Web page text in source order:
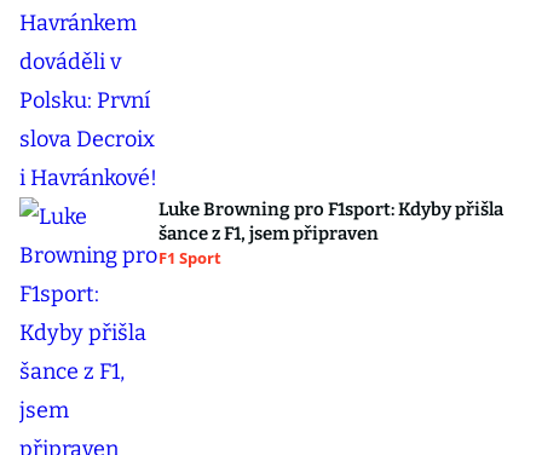
Luke Browning pro F1sport: Kdyby přišla
šance z F1, jsem připraven
F1 Sport